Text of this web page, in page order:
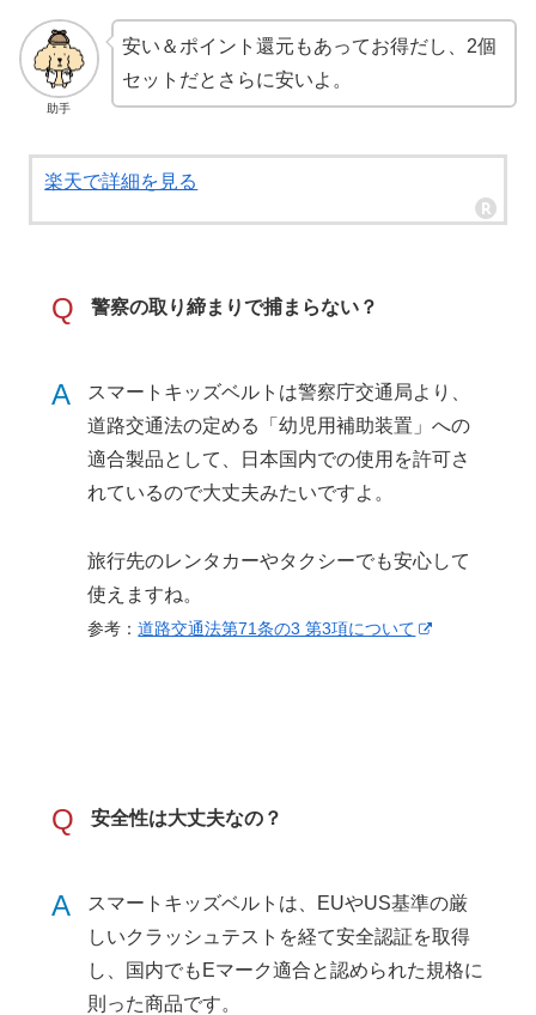
助手
安い＆ポイント還元もあってお得だし、2個
セットだとさらに安いよ。
楽天で詳細を見る
Q 警察の取り締まりで捕まらない？
A
スマートキッズベルトは警察庁交通局より、
道路交通法の定める「幼児用補助装置」への
適合製品として、日本国内での使用を許可さ
れているので大丈夫みたいですよ。
旅行先のレンタカーやタクシーでも安心して
使えますね。
参考：道路交通法第71条の3 第3項について
Q 安全性は大丈夫なの？
A
スマートキッズベルトは、EUやUS基準の厳
しいクラッシュテストを経て安全認証を取得
し、国内でもEマーク適合と認められた規格に
則った商品です。